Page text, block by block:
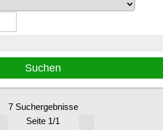
7 Suchergebnisse
Seite 1/1